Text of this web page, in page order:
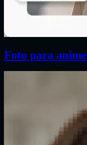
Foto para anime